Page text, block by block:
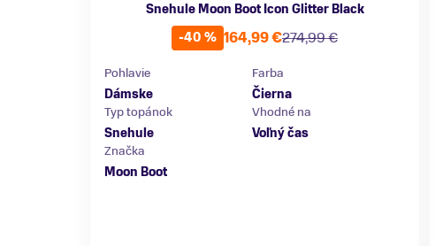
Snehule Moon Boot Icon Glitter Black
-40 %
274,99 €
164,99 €
Pohlavie
Dámske
Farba
Čierna
Typ topánok
Snehule
Vhodné na
Voľný čas
Značka
Moon Boot